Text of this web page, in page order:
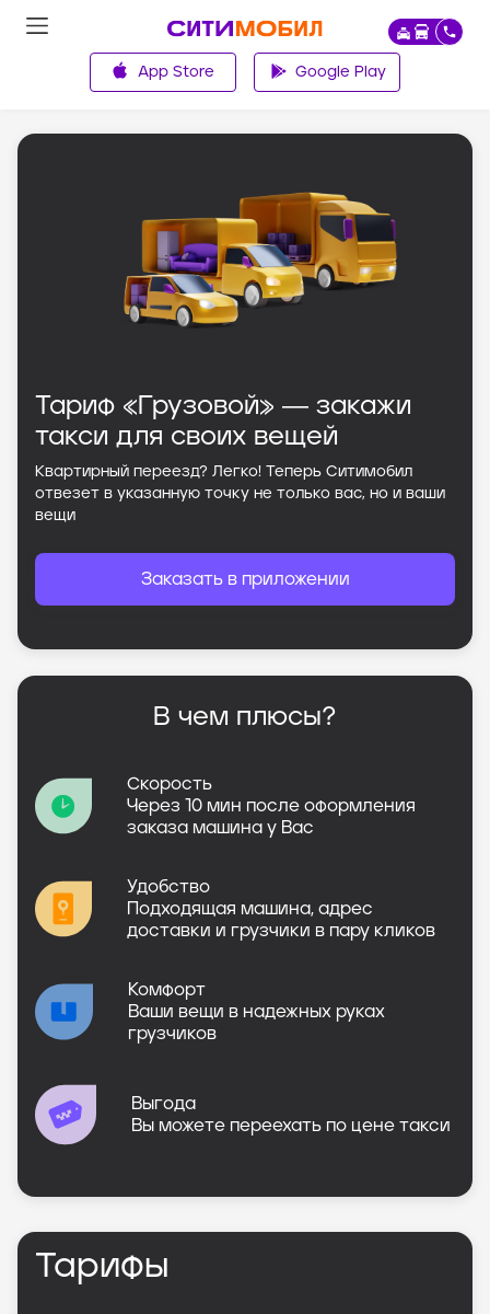
App Store
Google Play
Тариф «Грузовой» ― закажи
такси для своих вещей
Квартирный переезд? Легко! Теперь Ситимобил
отвезет в указанную точку не только вас, но и ваши
вещи
Заказать в приложении
В чем плюсы?
Скорость
Через 10 мин после оформления
заказа машина у Вас
Удобство
Подходящая машина, адрес
доставки и грузчики в пару кликов
Комфорт
Ваши вещи в надежных руках
грузчиков
Выгода
Вы можете переехать по цене такси
Тарифы